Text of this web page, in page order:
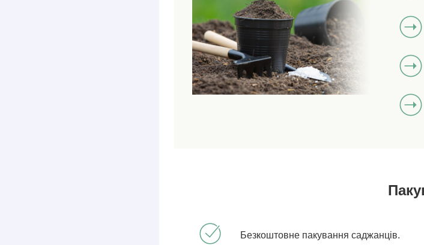
Безкоштовне пакування саджанців.